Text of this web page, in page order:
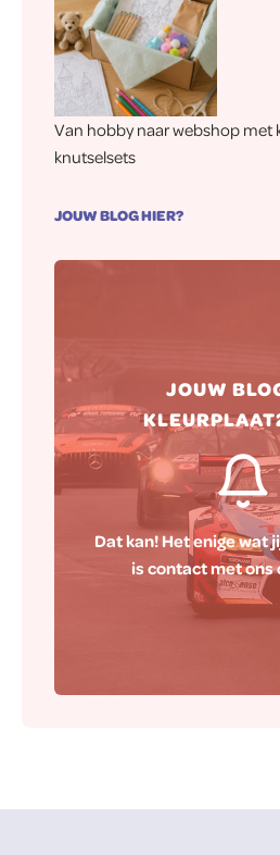
Van hobby naar webshop met
knutselsets
JOUW BLOG HIER?
JOUW
Dat kan! Het enige wat
is contact met ons
Hierna zorgen wij
blog naar wens op
gepubliceerd
Contact